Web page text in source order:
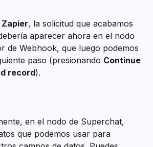
Zapier, la solicitud que acabamos
aparecer ahora en el nodo
de Webhook, que luego podemos
paso (presionando Continue
record).
en el nodo de Superchat,
que podemos usar para